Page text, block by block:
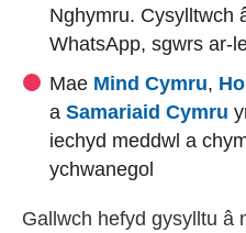
Nghymru. Cysylltwch
WhatsApp, sgwrs ar-
Mae Mind Cymru,
a Samariaid Cymru
iechyd meddwl a
ychwanegol
Gallwch hefyd gysylltu â